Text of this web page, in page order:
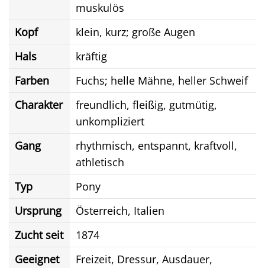
muskulös
Kopf
klein, kurz; große Augen
Hals
kräftig
Farben
Fuchs; helle Mähne, heller Schweif
Charakter
freundlich, fleißig, gutmütig,
unkompliziert
Gang
rhythmisch, entspannt, kraftvoll,
athletisch
Typ
Pony
Ursprung
Österreich, Italien
Zucht seit
1874
Geeignet
Freizeit, Dressur, Ausdauer,